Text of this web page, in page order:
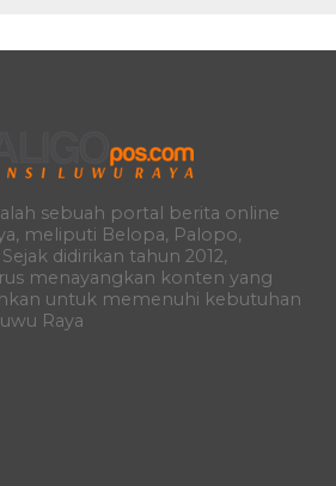
sebuah portal berita online
meliputi Belopa, Palopo,
didirikan tahun 2012,
menayangkan konten yang
untuk memenuhi kebutuhan
Raya